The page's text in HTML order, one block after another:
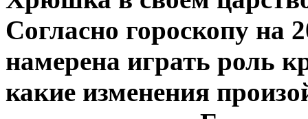
Согласно гороскопу на
намерена играть роль
какие изменения